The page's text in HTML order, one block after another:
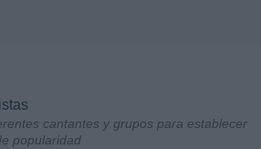
cantantes y grupos para establecer
popularidad